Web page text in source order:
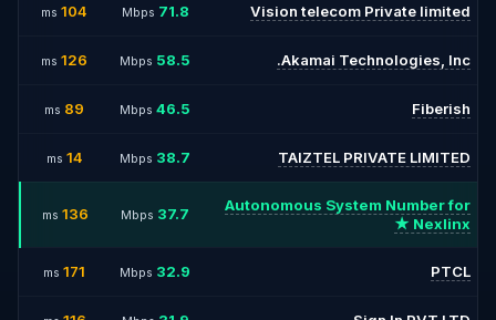
Vision telecom Private limited
71.8
Mbps
104
ms
Akamai Technologies, Inc.
58.5
Mbps
126
ms
Fiberish
46.5
Mbps
89
ms
TAIZTEL PRIVATE LIMITED
38.7
Mbps
14
ms
Autonomous System Number for
Nexlinx ★
37.7
Mbps
136
ms
PTCL
32.9
Mbps
171
ms